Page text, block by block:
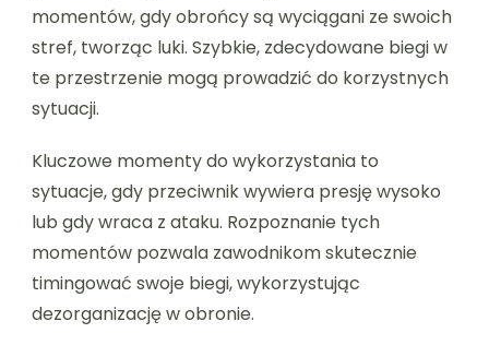
momentów, gdy obrońcy są wyciągani ze swoich
stref, tworząc luki. Szybkie, zdecydowane biegi w
te przestrzenie mogą prowadzić do korzystnych
sytuacji.
Kluczowe momenty do wykorzystania to
sytuacje, gdy przeciwnik wywiera presję wysoko
lub gdy wraca z ataku. Rozpoznanie tych
momentów pozwala zawodnikom skutecznie
timingować swoje biegi, wykorzystując
dezorganizację w obronie.